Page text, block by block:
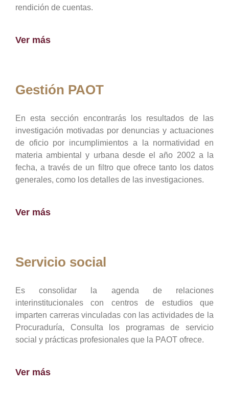
rendición de cuentas.
Ver más
Gestión PAOT
En esta sección encontrarás los resultados de las
investigación motivadas por denuncias y actuaciones
de oficio por incumplimientos a la normatividad en
materia ambiental y urbana desde el año 2002 a la
fecha, a través de un filtro que ofrece tanto los datos
generales, como los detalles de las investigaciones.
Ver más
Servicio social
Es consolidar la agenda de relaciones
interinstitucionales con centros de estudios que
imparten carreras vinculadas con las actividades de la
Procuraduría, Consulta los programas de servicio
social y prácticas profesionales que la PAOT ofrece.
Ver más